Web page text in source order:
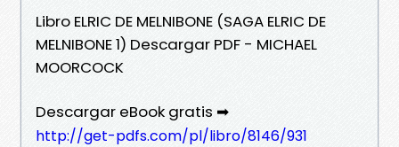
Libro ELRIC DE MELNIBONE (SAGA ELRIC DE
MELNIBONE 1) Descargar PDF - MICHAEL
MOORCOCK
Descargar eBook gratis ➡
http://get-pdfs.com/pl/libro/8146/931